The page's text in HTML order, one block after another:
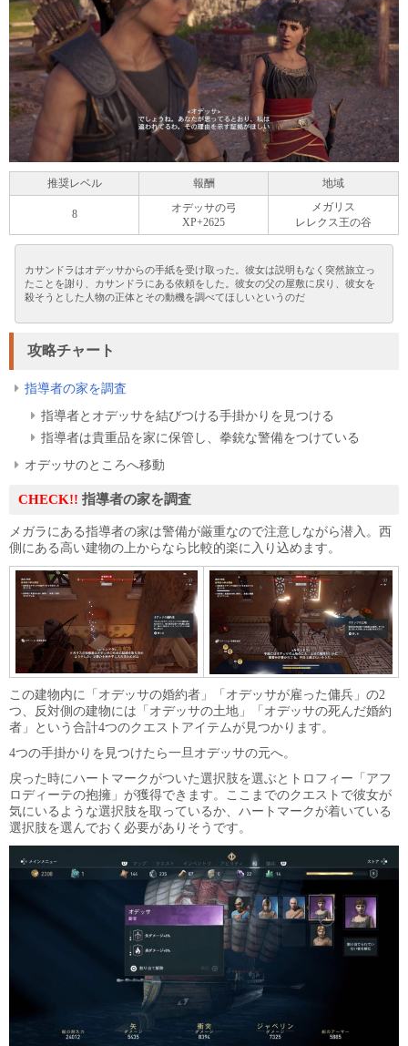
推奨レベル 報酬 地域
8
オデッサの弓
XP+2625
メガリス
レレクス王の谷
カサンドラはオデッサからの手紙を受け取った。彼女は説明もなく突然旅立っ
たことを謝り、カサンドラにある依頼をした。彼女の父の屋敷に戻り、彼女を
殺そうとした人物の正体とその動機を調べてほしいというのだ
攻略チャート
指導者の家を調査
指導者とオデッサを結びつける手掛かりを見つける
指導者は貴重品を家に保管し、拳銃な警備をつけている
オデッサのところへ移動
CHECK!! 指導者の家を調査
メガラにある指導者の家は警備が厳重なので注意しながら潜入。西
側にある高い建物の上からなら比較的楽に入り込めます。
この建物内に「オデッサの婚約者」「オデッサが雇った傭兵」の2
つ、反対側の建物には「オデッサの土地」「オデッサの死んだ婚約
者」という合計4つのクエストアイテムが見つかります。
4つの手掛かりを見つけたら一旦オデッサの元へ。
戻った時にハートマークがついた選択肢を選ぶとトロフィー「アフ
ロディーテの抱擁」が獲得できます。ここまでのクエストで彼女が
気にいるような選択肢を取っているか、ハートマークが着いている
選択肢を選んでおく必要がありそうです。